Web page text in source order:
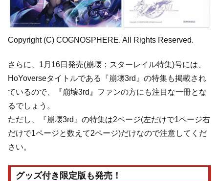
Copyright (C) COGNOSPHERE. All Rights Reserved.
さらに、1月16日発売(崩壊：スターレイル特集)号には、
HoYoverseタイトルである『崩壊3rd』の特集も掲載され
ているので、『崩壊3rd』ファンの方にも注目な一冊とな
るでしょう。
ただし、『崩壊3rd』の特集は2ページ(左だけで1ページ右
だけで1ページと数えて2ページ)だけなので注意してくだ
さい。
グッズ付き限定版も発売！